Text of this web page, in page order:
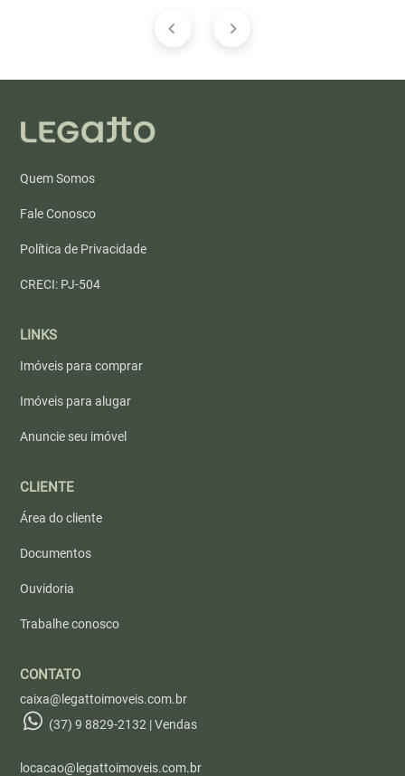
Quem Somos
Fale Conosco
Política de Privacidade
CRECI: PJ-504
LINKS
Imóveis para comprar
Imóveis para alugar
Anuncie seu imóvel
CLIENTE
Área do cliente
Documentos
Ouvidoria
Trabalhe conosco
CONTATO
caixa@legattoimoveis.com.br
(37) 9 8829-2132 | Vendas
locacao@legattoimoveis.com.br